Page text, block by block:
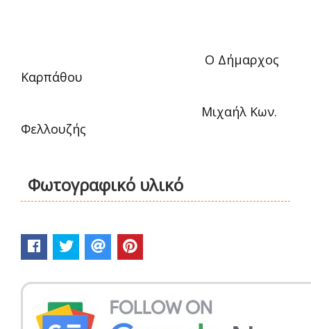
Ο Δήμαρχος
Καρπάθου
Μιχαήλ Κων.
Φελλουζής
Φωτογραφικό υλικό